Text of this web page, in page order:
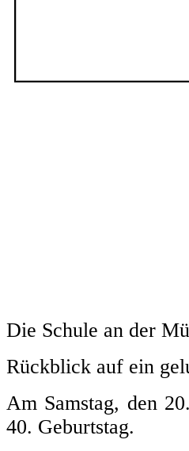
Die Schule an der
Rückblick auf ein
Am Samstag, den
40. Geburtstag.